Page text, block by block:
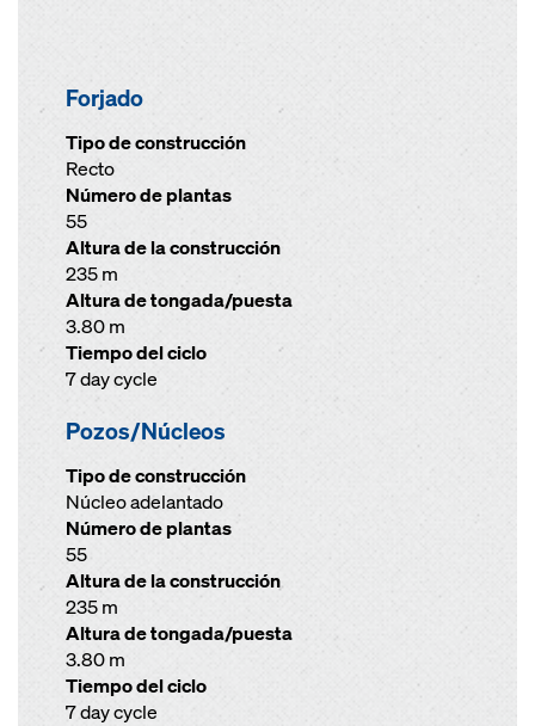
Forjado
Tipo de construcción
Recto
Número de plantas
55
Altura de la construcción
235 m
Altura de tongada/puesta
3.80 m
Tiempo del ciclo
7 day cycle
Pozos/Núcleos
Tipo de construcción
Núcleo adelantado
Número de plantas
55
Altura de la construcción
235 m
Altura de tongada/puesta
3.80 m
Tiempo del ciclo
7 day cycle